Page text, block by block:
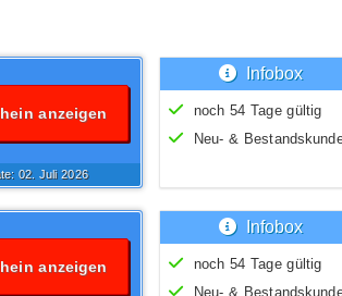
anzeigen
02.Juli2026
Infobox
noch 54 Tage gültig
Neu- &
anzeigen
Infobox
noch 54 Tage gültig
Neu- &